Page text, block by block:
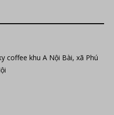
coffee khu A Nội Bài, xã Phú